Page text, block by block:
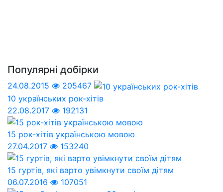
Популярні добірки
24.08.2015
205467
10 українських рок-хітів
22.08.2017
192131
15 рок-хітів українською мовою
27.04.2017
153240
15 гуртів, які варто увімкнути своїм дітям
06.07.2016
107051